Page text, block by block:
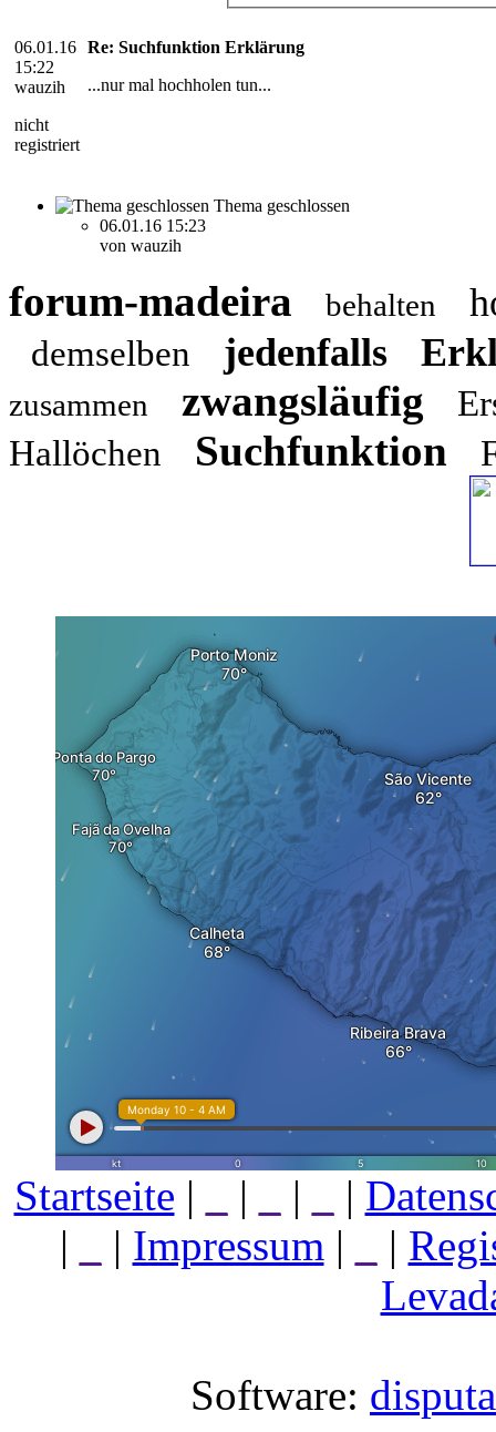
06.01.16
15:22
wauzih
nicht
registriert
Re: Suchfunktion Erklärung
...nur mal hochholen tun...
Thema geschlossen
06.01.16 15:23
von wauzih
forum-madeira behalten
demselben jedenfalls
zusammen zwangsläufig
Hallöchen
Suchfunktion
Startseite | | | |
|
| Impressum | |
Software: